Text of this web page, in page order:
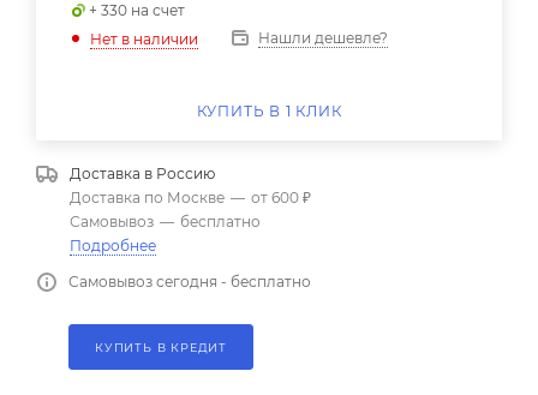
+ 330 на счет
Нет в наличии
Нашли дешевле?
КУПИТЬ В 1 КЛИК
Доставка в Россию
Доставка по Москве — от 600 ₽
Самовывоз — бесплатно
Подробнее
Самовывоз сегодня - бесплатно
КУПИТЬ В КРЕДИТ